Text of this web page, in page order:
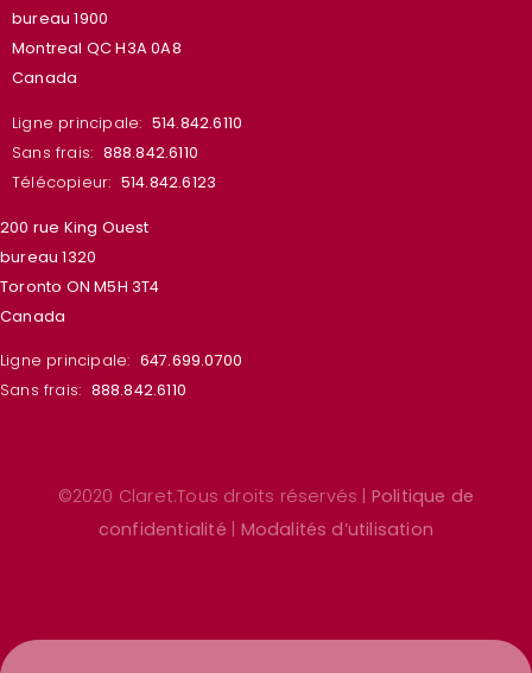
bureau 1900
Montreal QC H3A 0A8
Canada
Ligne principale: 514.842.6110
Sans frais: 888.842.6110
Télécopieur: 514.842.6123
200 rue King Ouest
bureau 1320
Toronto ON M5H 3T4
Canada
Ligne principale: 647.699.0700
Sans frais: 888.842.6110
©2020 Claret.Tous droits réservés | Politique de
confidentialité
Modalités d’utilisation